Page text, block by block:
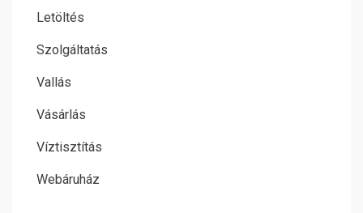
Letöltés
Szolgáltatás
Vallás
Vásárlás
Víztisztítás
Webáruház